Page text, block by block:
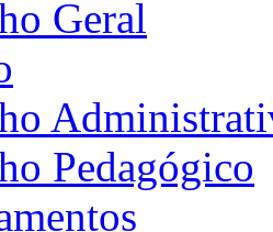
Geral
Pedagógico